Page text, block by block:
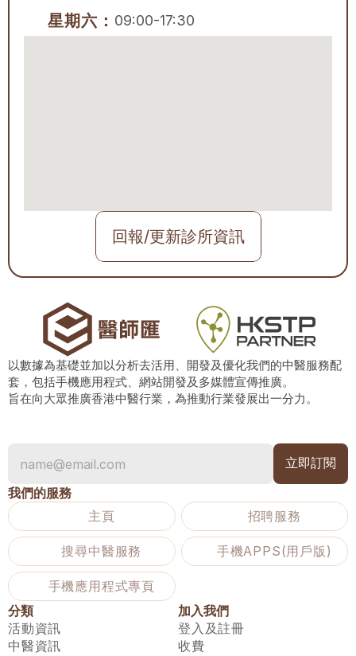
星期六： 09:00-17:30
回報/更新診所資訊
以數據為基礎並加以分析去活用、開發及優化我們的中醫服務配
套，包括手機應用程式、網站開發及多媒體宣傳推廣。
旨在向大眾推廣香港中醫行業，為推動行業發展出一分力。
我們的服務
主頁
招聘服務
搜尋中醫服務 手機APPS(用戶版)
手機應用程式專頁
分類
活動資訊
中醫資訊
加入我們
登入及註冊
收費